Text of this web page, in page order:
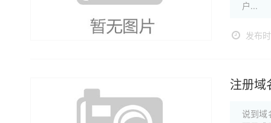
户...
发布
注册域
说到域